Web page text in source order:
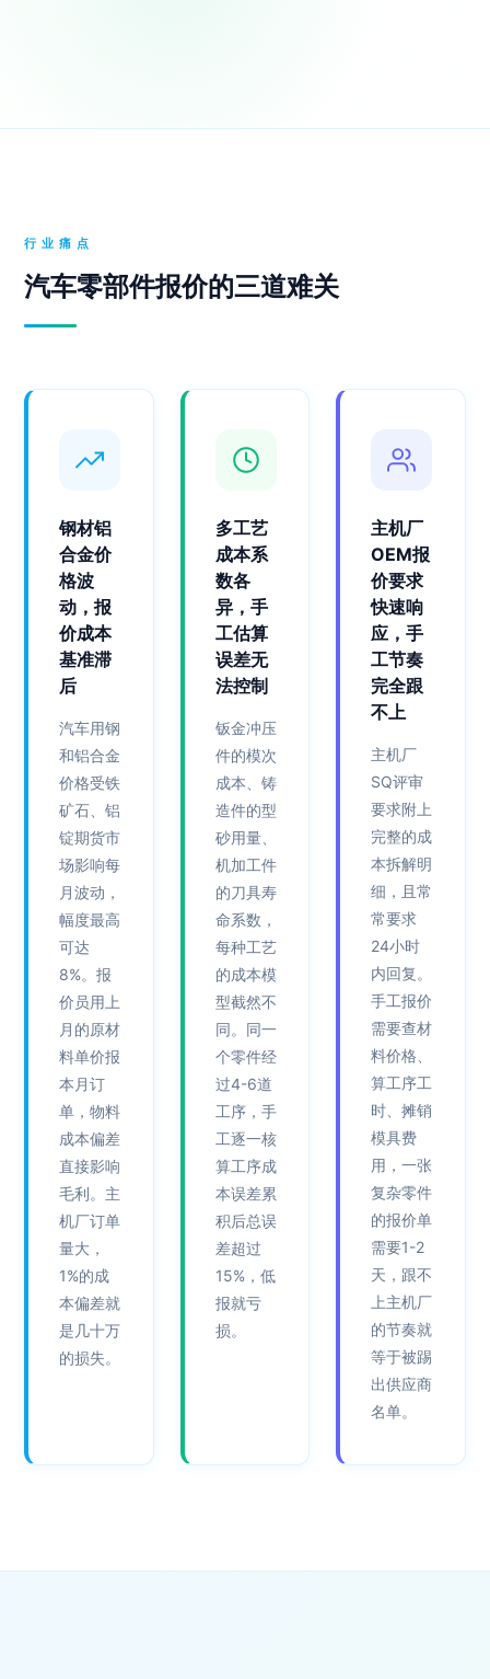
行业痛点
汽车零部件报价的三道难关
钢材铝
合金价
格波
动，报
价成本
基准滞
后
汽车用钢
和铝合金
价格受铁
矿石、铝
锭期货市
场影响每
月波动，
幅度最高
可达
8%。报
价员用上
月的原材
料单价报
本月订
单，物料
成本偏差
直接影响
毛利。主
机厂订单
量大，
1%的成
本偏差就
是几十万
的损失。
多工艺
成本系
数各
异，手
工估算
误差无
法控制
钣金冲压
件的模次
成本、铸
造件的型
砂用量、
机加工件
的刀具寿
命系数，
每种工艺
的成本模
型截然不
同。同一
个零件经
过4-6道
工序，手
工逐一核
算工序成
本误差累
积后总误
差超过
15%，低
报就亏
损。
主机厂
OEM报
价要求
快速响
应，手
工节奏
完全跟
不上
主机厂
SQ评审
要求附上
完整的成
本拆解明
细，且常
常要求
24小时
内回复。
手工报价
需要查材
料价格、
算工序工
时、摊销
模具费
用，一张
复杂零件
的报价单
需要1-2
天，跟不
上主机厂
的节奏就
等于被踢
出供应商
名单。